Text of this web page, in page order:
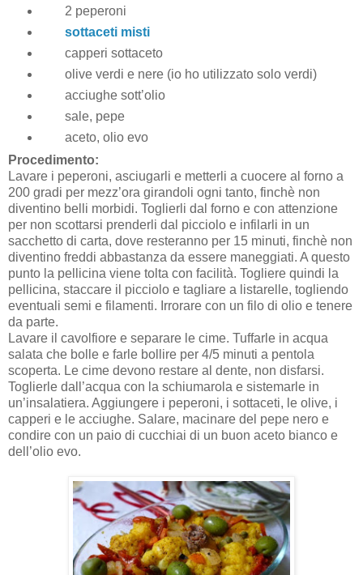
2 peperoni
sottaceti misti
capperi sottaceto
olive verdi e nere (io ho utilizzato solo verdi)
acciughe sott’olio
sale, pepe
aceto, olio evo
Procedimento:
Lavare i peperoni, asciugarli e metterli a cuocere al forno a
200 gradi per mezz’ora girandoli ogni tanto, finchè non
diventino belli morbidi. Toglierli dal forno e con attenzione
per non scottarsi prenderli dal picciolo e infilarli in un
sacchetto di carta, dove resteranno per 15 minuti, finchè non
diventino freddi abbastanza da essere maneggiati. A questo
punto la pellicina viene tolta con facilità. Togliere quindi la
pellicina, staccare il picciolo e tagliare a listarelle, togliendo
eventuali semi e filamenti. Irrorare con un filo di olio e tenere
da parte.
Lavare il cavolfiore e separare le cime. Tuffarle in acqua
salata che bolle e farle bollire per 4/5 minuti a pentola
scoperta. Le cime devono restare al dente, non disfarsi.
Toglierle dall’acqua con la schiumarola e sistemarle in
un’insalatiera. Aggiungere i peperoni, i sottaceti, le olive, i
capperi e le acciughe. Salare, macinare del pepe nero e
condire con un paio di cucchiai di un buon aceto bianco e
dell’olio evo.